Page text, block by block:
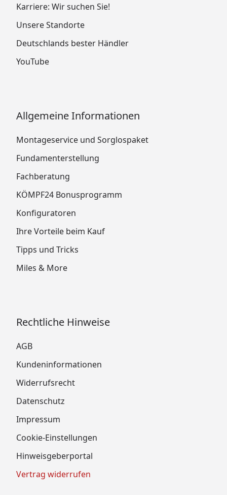
Karriere: Wir suchen Sie!
Unsere Standorte
Deutschlands bester Händler
YouTube
Allgemeine Informationen
Montageservice und Sorglospaket
Fundamenterstellung
Fachberatung
KÖMPF24 Bonusprogramm
Konfiguratoren
Ihre Vorteile beim Kauf
Tipps und Tricks
Miles & More
Rechtliche Hinweise
AGB
Kundeninformationen
Widerrufsrecht
Datenschutz
Impressum
Cookie-Einstellungen
Hinweisgeberportal
Vertrag widerrufen